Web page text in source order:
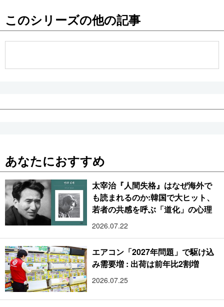
このシリーズの他の記事
あなたにおすすめ
太宰治『人間失格』はなぜ海外で
も読まれるのか:韓国で大ヒット、
若者の共感を呼ぶ「道化」の心理
2026.07.22
エアコン「2027年問題」で駆け込
み需要増 : 出荷は前年比2割増
2026.07.25